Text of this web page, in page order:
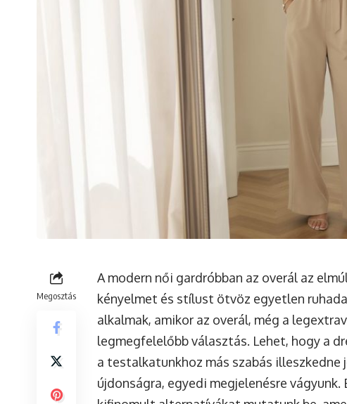
Megosztás
A modern női gardróbban az overál az
kényelmet és stílust ötvöz egyetlen
alkalmak, amikor az overál, még a
legmegfelelőbb választás. Lehet, hogy a
a testalkatunkhoz más szabás illeszkedne
újdonságra, egyedi megjelenésre